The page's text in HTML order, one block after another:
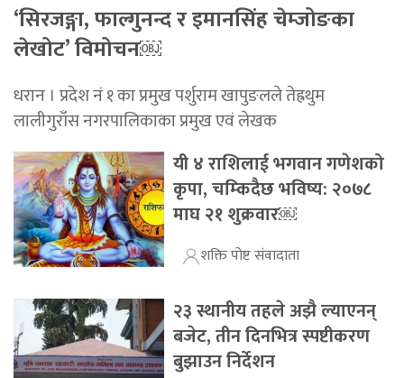
‘सिरजङ्गा, फाल्गुनन्द र इमानसिंह चेम्जोङका
लेखोट’ विमोचन￼
धरान । प्रदेश नं १ का प्रमुख पर्शुराम खापुङलले तेह्रथुम
लालीगुराँस नगरपालिकाका प्रमुख एवं लेखक
यी ४ राशिलाई भगवान गणेशको
कृपा, चम्किदैछ भविष्य: २०७८
माघ २१ शुक्रवार￼
शक्ति पोष्ट संवादाता
२३ स्थानीय तहले अझै ल्याएनन्
बजेट, तीन दिनभित्र स्पष्टीकरण
बुझाउन निर्देशन